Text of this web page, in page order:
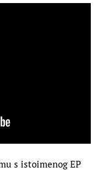
s istoimenog EP